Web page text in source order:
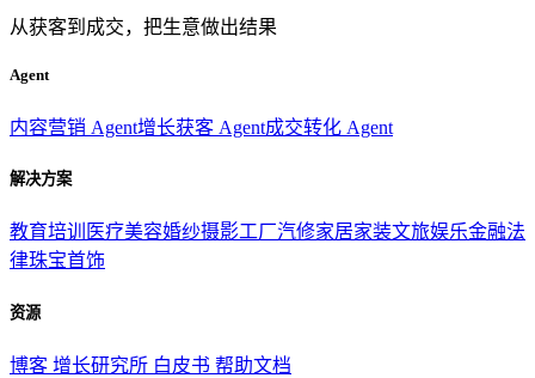
从获客到成交，把生意做出结果
Agent
内容营销 Agent增长获客 Agent成交转化 Agent
解决方案
教育培训 医疗美容婚纱摄影工厂汽修家居家装文旅娱乐金融法
律珠宝首饰
资源
博客 增长研究所 白皮书 帮助文档